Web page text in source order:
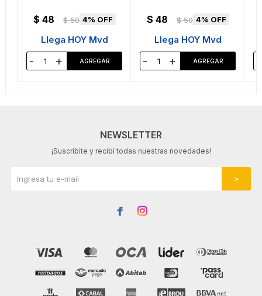
$ 48 $ 50 4
Llega HOY Mvd
- +
$ 48 $ 50 4
Llega HOY Mvd
- +
NEWSLETTER
¡Suscribite y recibí todas nuestras novedades!
 